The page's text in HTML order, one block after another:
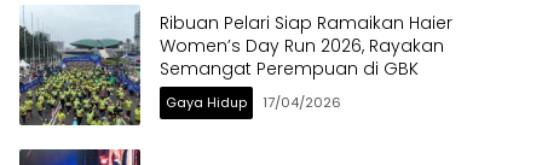
Ribuan Pelari Siap Ramaikan Haier
Women’s Day Run 2026, Rayakan
Semangat Perempuan di GBK
Gaya Hidup 17/04/2026